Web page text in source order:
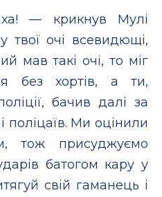
— крикнув Мулі
твої очі всевидющі,
мав такі очі, то міг
без хортів, а ти,
бачив далі за
поліцаїв. Ми оцінили
тож присуджуємо
батогом кару у
свій гаманець і